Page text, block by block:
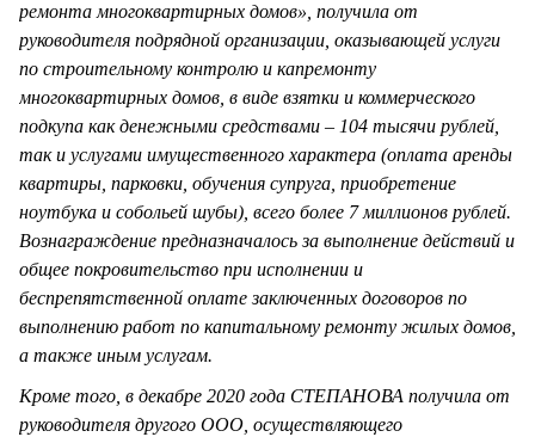
ремонта многоквартирных домов», получила от
руководителя подрядной организации, оказывающей услуги
по строительному контролю и капремонту
многоквартирных домов, в виде взятки и коммерческого
подкупа как денежными средствами – 104 тысячи рублей,
так и услугами имущественного характера (оплата аренды
квартиры, парковки, обучения супруга, приобретение
ноутбука и собольей шубы), всего более 7 миллионов рублей.
Вознаграждение предназначалось за выполнение действий и
общее покровительство при исполнении и
беспрепятственной оплате заключенных договоров по
выполнению работ по капитальному ремонту жилых домов,
а также иным услугам.
Кроме того, в декабре 2020 года СТЕПАНОВА получила от
руководителя другого ООО, осуществляющего